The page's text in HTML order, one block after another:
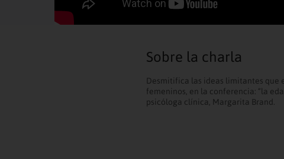
Sobre la charla
Desmitifica las ideas limitantes que
femeninos, en la conferencia: “la
psicóloga clínica, Margarita Brand.